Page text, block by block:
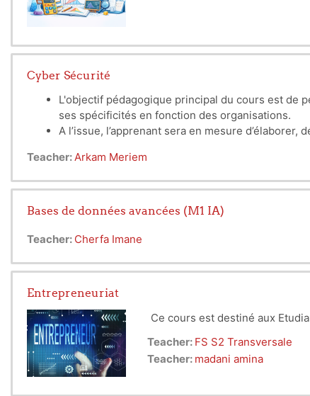
Cyber Sécurité
L'objectif pédagogique principal du cours est de
ses spécificités en fonction des organisations.
A l’issue, l’apprenant sera en mesure
Teacher:Arkam Meriem
Bases de données avancées (M1 IA)
Teacher: Cherfa Imane
Entrepreneuriat
Ce cours est destiné aux
Teacher: FS S2 Transversale
Teacher: madani amina